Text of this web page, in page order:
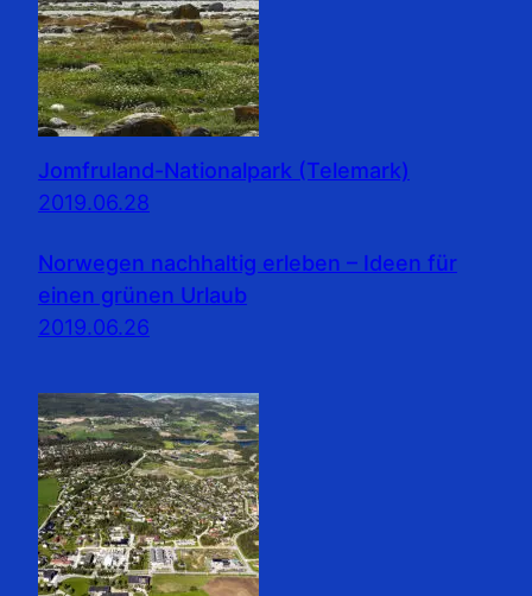
Jomfruland-Nationalpark (Telemark)
2019.06.28
Norwegen nachhaltig erleben – Ideen für
einen grünen Urlaub
2019.06.26